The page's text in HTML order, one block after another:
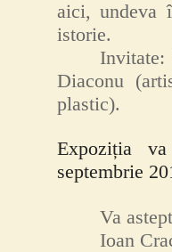
aici, undeva
istorie.
Diaconu
plastic).
Expoziția
septembrie
Va
Ioan